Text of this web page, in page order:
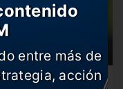
en el
entre más de
acción